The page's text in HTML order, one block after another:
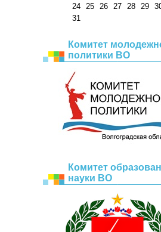
24 25 26 27 28 29
31
Комитет
политики ВО
Комитет
науки ВО